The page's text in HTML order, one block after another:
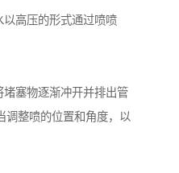
高压的形式通过喷喷
塞物逐渐冲开并排出管
调整喷的位置和角度，以